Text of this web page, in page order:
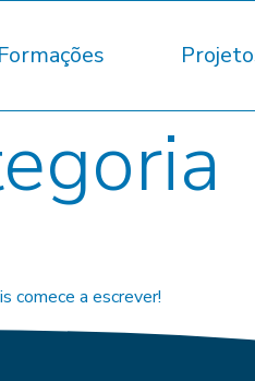
Formações
comece a escrever!